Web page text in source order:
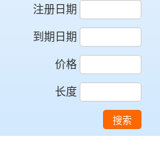
注册日期
到期日期
价格
长度
搜索